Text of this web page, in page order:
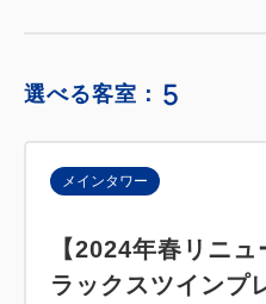
選べる客室： 5
メインタワー
【2024年春リニ
ラックスツイン